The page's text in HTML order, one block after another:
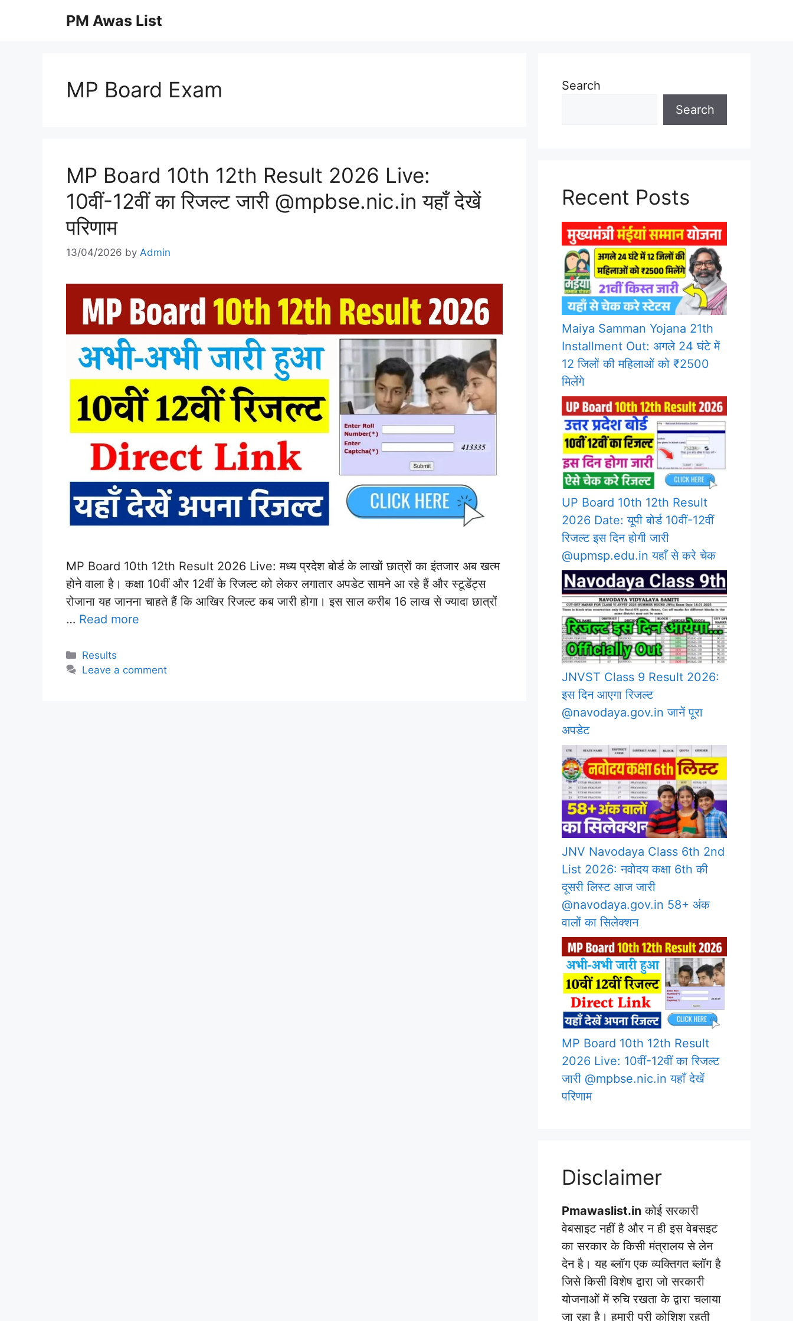
PM Awas List
MP Board Exam
MP Board 10th 12th Result 2026 Live:
10वीं-12वीं का रिजल्ट जारी @mpbse.nic.in यहाँ देखें
परिणाम
13/04/2026 by Admin
MP Board 10th 12th Result 2026 Live: मध्य प्रदेश बोर्ड के लाखों छात्रों का इंतजार अब खत्म
होने वाला है। कक्षा 10वीं और 12वीं के रिजल्ट को लेकर लगातार अपडेट सामने आ रहे हैं और स्टूडेंट्स
रोजाना यह जानना चाहते हैं कि आखिर रिजल्ट कब जारी होगा। इस साल करीब 16 लाख से ज्यादा छात्रों
… Read more
Categories
Results
Leave a comment
Search
Search
Recent Posts
Maiya Samman Yojana 21th
Installment Out: अगले 24 घंटे में
12 जिलों की महिलाओं को ₹2500
मिलेंगे
UP Board 10th 12th Result
2026 Date: यूपी बोर्ड 10वीं-12वीं
रिजल्ट इस दिन होगी जारी
@upmsp.edu.in यहाँ से करे चेक
JNVST Class 9 Result 2026:
इस दिन आएगा रिजल्ट
@navodaya.gov.in जानें पूरा
अपडेट
JNV Navodaya Class 6th 2nd
List 2026: नवोदय कक्षा 6th की
दूसरी लिस्ट आज जारी
@navodaya.gov.in 58+ अंक
वालों का सिलेक्शन
MP Board 10th 12th Result
2026 Live: 10वीं-12वीं का रिजल्ट
जारी @mpbse.nic.in यहाँ देखें
परिणाम
Disclaimer
Pmawaslist.in कोई सरकारी
वेबसाइट नहीं है और न ही इस वेबसइट
का सरकार के किसी मंत्रालय से लेन
देन है। यह ब्लॉग एक व्यक्तिगत ब्लॉग है
जिसे किसी विशेष द्वारा जो सरकारी
योजनाओं में रुचि रखता के द्वारा चलाया
जा रहा है। हमारी पूरी कोशिश रहती